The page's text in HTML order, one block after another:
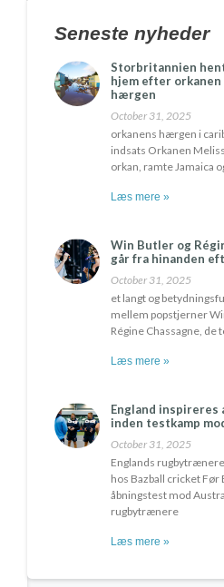
Seneste nyheder
Storbritannien
hjem efter orkanen
hærgen
October 31, 2025
orkanens hærgen i
indsats Orkanen
orkan, ramte Jamaica
Læs mere »
Win Butler og
går fra hinanden
October 31, 2025
et langt og
mellem popstjerner
Régine Chassagne, de
Læs mere »
England inspireres
inden testkamp
October 31, 2025
Englands
hos Bazball cricket Før
åbningstest mod
rugbytrænere
Læs mere »